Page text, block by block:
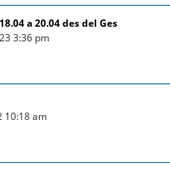
a 20.04 des del Ges
3:36 pm
10:18 am